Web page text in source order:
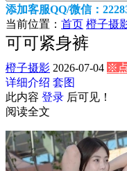
添加客服QQ/微信：
当前位置： 首页 橙子摄
可可紧身裤
橙子摄影 2026-07-04 ※
详细介绍 套图
此内容 登录 后可见！
阅读全文